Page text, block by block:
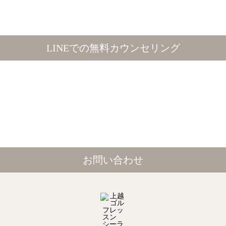
LINEでの無料カウンセリング
お問い合わせ